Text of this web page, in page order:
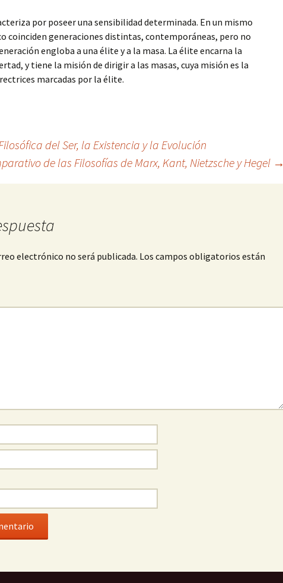
por poseer una sensibilidad determinada. En un mismo
coinciden generaciones distintas, contemporáneas, pero no
engloba a una élite y a la masa. La élite encarna la
y tiene la misión de dirigir a las masas, cuya misión es la
marcadas por la élite.
del Ser, la Existencia y la Evolución
de las Filosofías de Marx, Kant, Nietzsche y Hegel →
electrónico no será publicada. Los campos obligatorios están